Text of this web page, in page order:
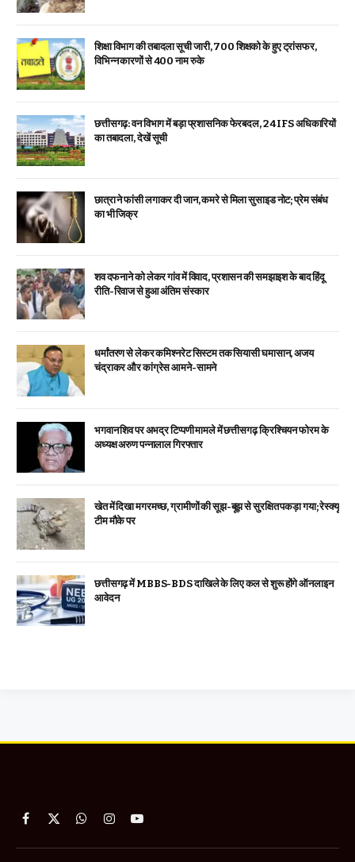
शिक्षा विभाग की तबादला सूची जारी, 700 शिक्षको के हुए ट्रांसफर,
विभिन्न कारणों से 400 नाम रुके
छत्तीसगढ़: वन विभाग में बड़ा प्रशासनिक फेरबदल, 24 IFS अधिकारियों
का तबादला, देखें सूची
छात्रा ने फांसी लगाकर दी जान, कमरे से मिला सुसाइड नोट; प्रेम संबंध
का भी जिक्र
शव दफनाने को लेकर गांव में विवाद, प्रशासन की समझाइश के बाद हिंदू
रीति-रिवाज से हुआ अंतिम संस्कार
धर्मांतरण से लेकर कमिश्नरेट सिस्टम तक सियासी घमासान, अजय
चंद्राकर और कांग्रेस आमने-सामने
भगवान शिव पर अभद्र टिप्पणी मामले में छत्तीसगढ़ क्रिश्चियन फोरम के
अध्यक्ष अरुण पन्नालाल गिरफ्तार
खेत में दिखा मगरमच्छ, ग्रामीणों की सूझ-बूझ से सुरक्षित पकड़ा गया; रेस्क्यू
टीम मौके पर
छत्तीसगढ़ में MBBS-BDS दाखिले के लिए कल से शुरू होंगे ऑनलाइन
आवेदन
Facebook
X
WhatsApp
InstagramYouTube